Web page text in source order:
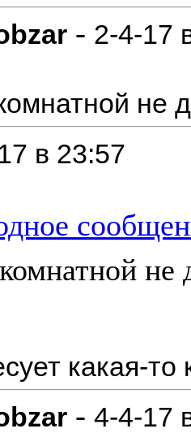
- 2-4-17
не
в 23:57
не
какая-то
- 4-4-17